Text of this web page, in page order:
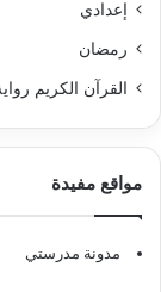
إعدادي
رمضان
القرآن الكريم
مواقع مفيدة
مدونة مدرستي